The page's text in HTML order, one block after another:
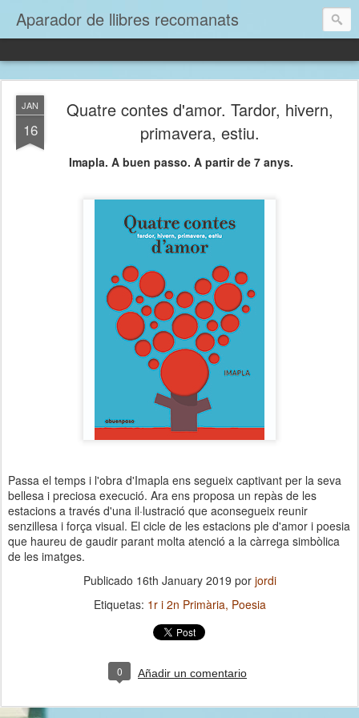
Aparador de llibres recomanats
JAN
16
Quatre contes d'amor. Tardor, hivern,
primavera, estiu.
Imapla. A buen passo. A partir de 7 anys.
Passa el temps i l'obra d'Imapla ens segueix captivant per la seva
bellesa i preciosa execució. Ara ens proposa un repàs de les
estacions a través d'una il·lustració que aconsegueix reunir
senzillesa i força visual. El cicle de les estacions ple d'amor i poesia
que haureu de gaudir parant molta atenció a la càrrega simbòlica
de les imatges.
Publicado 16th January 2019 por jordi
Etiquetas: 1r i 2n Primària Poesia
0 Añadir un comentario